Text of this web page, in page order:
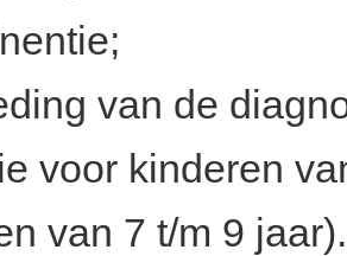
van de
voor kinderen
van 7 t/m 9 jaar).